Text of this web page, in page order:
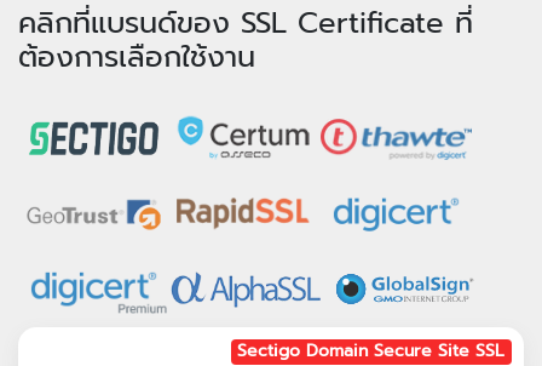
คลิกที่แบรนด์ของ SSL Certificate ที่
ต้องการเลือกใช้งาน
Sectigo Domain Secure Site SSL